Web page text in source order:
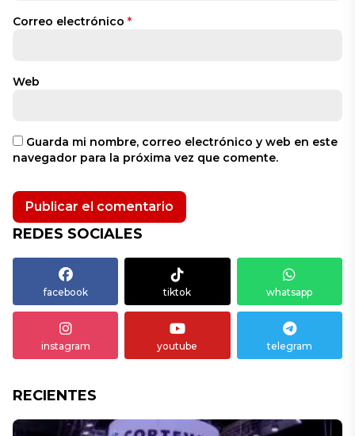
Correo electrónico *
Web
Guarda mi nombre, correo electrónico y web en este
navegador para la próxima vez que comente.
REDES SOCIALES
facebook tiktok whatsapp
instagram youtube telegram
RECIENTES